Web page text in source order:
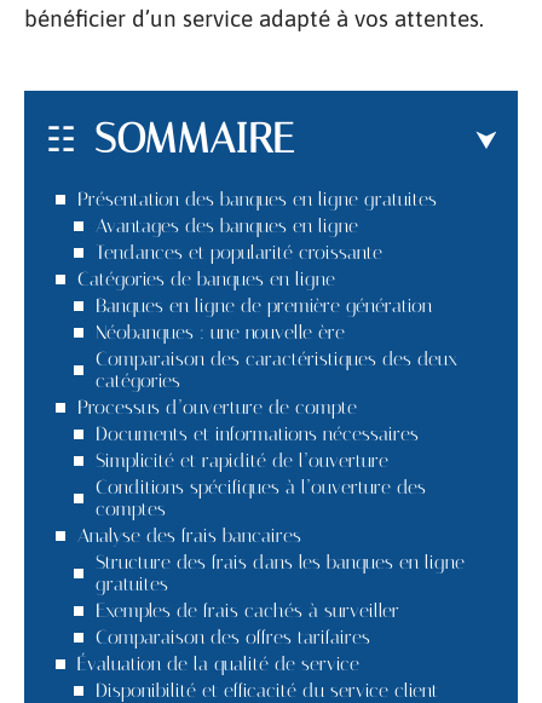
bénéficier d’un service adapté à vos attentes.
SOMMAIRE
Présentation des banques en ligne gratuites
Avantages des banques en ligne
Tendances et popularité croissante
Catégories de banques en ligne
Banques en ligne de première génération
Néobanques : une nouvelle ère
Comparaison des caractéristiques des deux
catégories
Processus d’ouverture de compte
Documents et informations nécessaires
Simplicité et rapidité de l’ouverture
Conditions spécifiques à l’ouverture des
comptes
Analyse des frais bancaires
Structure des frais dans les banques en ligne
gratuites
Exemples de frais cachés à surveiller
Comparaison des offres tarifaires
Évaluation de la qualité de service
Disponibilité et efficacité du service client